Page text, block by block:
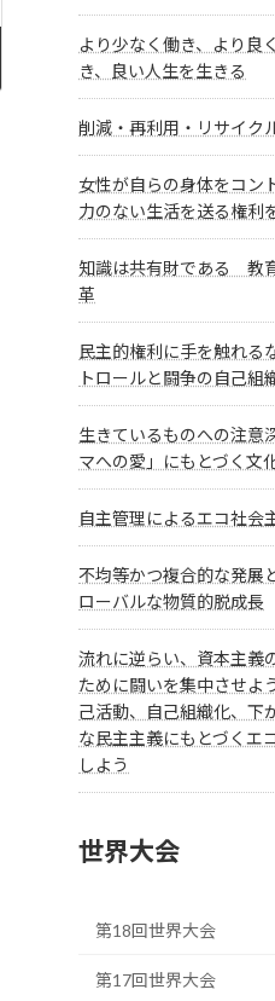
より少なく働き、より良
き、良い人生を生きる
削減・再利用・リサイク
女性が自らの身体をコン
力のない生活を送る権利
知識は共有財である 教
革
民主的権利に手を触れ
トロールと闘争の自己組
生きているものへの注意
マへの愛」にもとづく文
自主管理によるエコ社会
不均等かつ複合的な発展
ローバルな物質的脱成長
流れに逆らい、資本主義
ために闘いを集中させ
己活動、自己組織化、下
な民主主義にもとづくエ
しよう
世界大会
第18回世界大会
第17回世界大会